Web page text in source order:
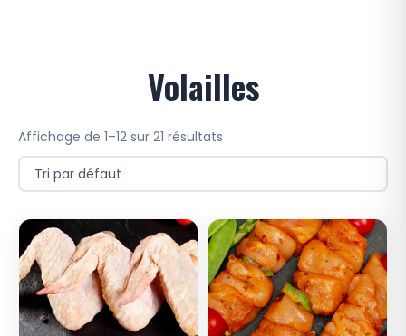
Volailles
Affichage de 1–12 sur 21 résultats